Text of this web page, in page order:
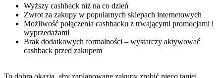
Wyższy cashback niż na co dzień
Zwrot za zakupy w popularnych sklepach internetowych
Możliwość połączenia cashbacku z trwającymi promocjami i
wyprzedażami
Brak dodatkowych formalności – wystarczy aktywować
cashback przed zakupem